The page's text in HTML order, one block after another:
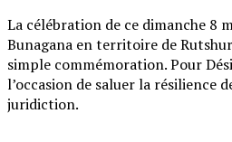
‎La célébration de ce dimanche 8
Bunagana en territoire de
simple commémoration. Pour
l’occasion de saluer la résilience
juridiction.